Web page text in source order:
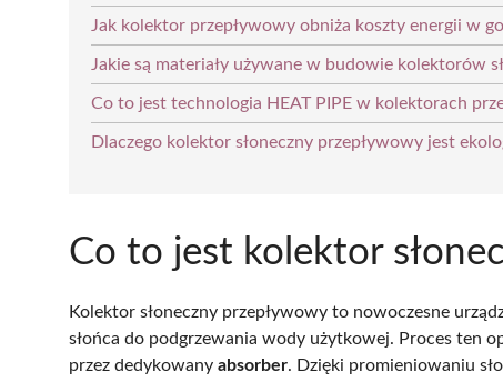
Jak kolektor przepływowy obniża koszty energii w
Jakie są materiały używane w budowie kolektorów
Co to jest technologia HEAT PIPE w kolektorach
Dlaczego kolektor słoneczny przepływowy jest
Co to jest kolektor
Kolektor słoneczny przepływowy to nowoczesne
słońca do podgrzewania wody użytkowej. Proces ten
przez dedykowany absorber. Dzięki promieniowaniu